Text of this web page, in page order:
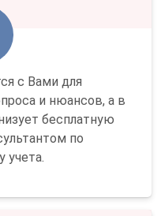
с Вами для
и нюансов, а в
бесплатную
по
учета.